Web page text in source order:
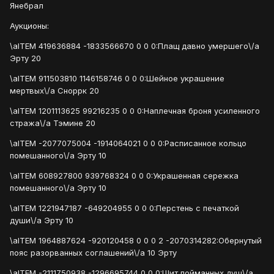
Янебрал
Аукционы:
\aITEM 419636884 -1833566670 0 0 0:Плащ давно умершего\/a
Эрту 20
\aITEM 911503810 1146158746 0 0 0:Шейное украшение
мертвых\/a Сноррк 20
\aITEM 1201113625 99216235 0 0 0:Наплечная броня усиленного
стража\/a Тэмине 20
\aITEM -2077075004 -1914064021 0 0 0:Расписанное кольцо
помешанного\/a Эрту 10
\aITEM 608927800 939768324 0 0 0:Украшенная сережка
помешанного\/a Эрту 10
\aITEM 1221947187 -649204955 0 0 0:Перстень с печаткой
души\/a Эрту 10
\aITEM 1964887624 -920120458 0 0 0 2 -2070314282:Обернутый
пояс разорванных соглашений\/a 10 Эрту